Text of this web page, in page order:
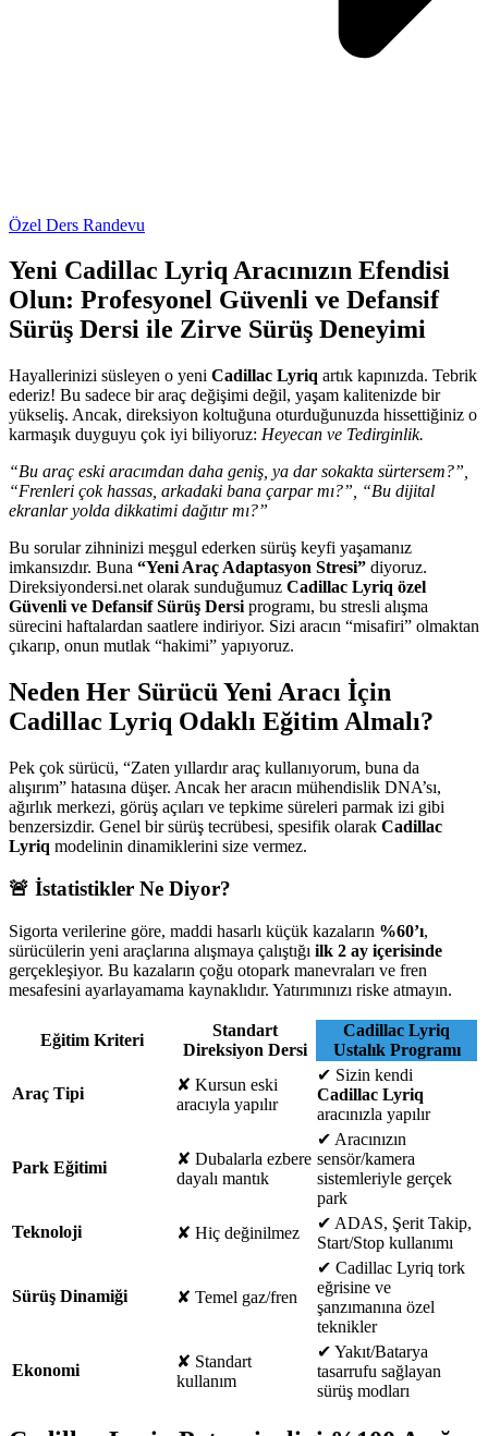
Özel Ders Randevu
Yeni Cadillac Lyriq Aracınızın Efendisi
Olun: Profesyonel Güvenli ve Defansif
Sürüş Dersi ile Zirve Sürüş Deneyimi
Hayallerinizi süsleyen o yeni Cadillac Lyriq artık kapınızda. Tebrik
ederiz! Bu sadece bir araç değişimi değil, yaşam kalitenizde bir
yükseliş. Ancak, direksiyon koltuğuna oturduğunuzda hissettiğiniz o
karmaşık duyguyu çok iyi biliyoruz: Heyecan ve Tedirginlik.
“Bu araç eski aracımdan daha geniş, ya dar sokakta sürtersem?”,
“Frenleri çok hassas, arkadaki bana çarpar mı?”, “Bu dijital
ekranlar yolda dikkatimi dağıtır mı?”
Bu sorular zihninizi meşgul ederken sürüş keyfi yaşamanız
imkansızdır. Buna “Yeni Araç Adaptasyon Stresi” diyoruz.
Direksiyondersi.net olarak sunduğumuz Cadillac Lyriq özel
Güvenli ve Defansif Sürüş Dersi programı, bu stresli alışma
sürecini haftalardan saatlere indiriyor. Sizi aracın “misafiri” olmaktan
çıkarıp, onun mutlak “hakimi” yapıyoruz.
Neden Her Sürücü Yeni Aracı İçin
Cadillac Lyriq Odaklı Eğitim Almalı?
Pek çok sürücü, “Zaten yıllardır araç kullanıyorum, buna da
alışırım” hatasına düşer. Ancak her aracın mühendislik DNA’sı,
ağırlık merkezi, görüş açıları ve tepkime süreleri parmak izi gibi
benzersizdir. Genel bir sürüş tecrübesi, spesifik olarak Cadillac
Lyriq modelinin dinamiklerini size vermez.
🚨 İstatistikler Ne Diyor?
Sigorta verilerine göre, maddi hasarlı küçük kazaların %60’ı,
sürücülerin yeni araçlarına alışmaya çalıştığı ilk 2 ay içerisinde
gerçekleşiyor. Bu kazaların çoğu otopark manevraları ve fren
mesafesini ayarlayamama kaynaklıdır. Yatırımınızı riske atmayın.
Eğitim Kriteri
Standart
Direksiyon Dersi
Cadillac Lyriq
Ustalık Programı
Araç Tipi ✘ Kursun eski
aracıyla yapılır
✔ Sizin kendi
Cadillac Lyriq
aracınızla yapılır
Park Eğitimi ✘ Dubalarla ezbere
dayalı mantık
✔ Aracınızın
sensör/kamera
sistemleriyle gerçek
park
Teknoloji
✘ Hiç değinilmez
✔ ADAS, Şerit Takip,
Start/Stop kullanımı
Sürüş Dinamiği ✘ Temel gaz/fren
✔ Cadillac Lyriq tork
eğrisine ve
şanzımanına özel
teknikler
Ekonomi ✘ Standart
kullanım
✔ Yakıt/Batarya
tasarrufu sağlayan
sürüş modları